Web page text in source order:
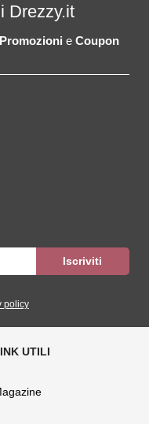
Drezzy.it
Promozioni e Coupon
policy